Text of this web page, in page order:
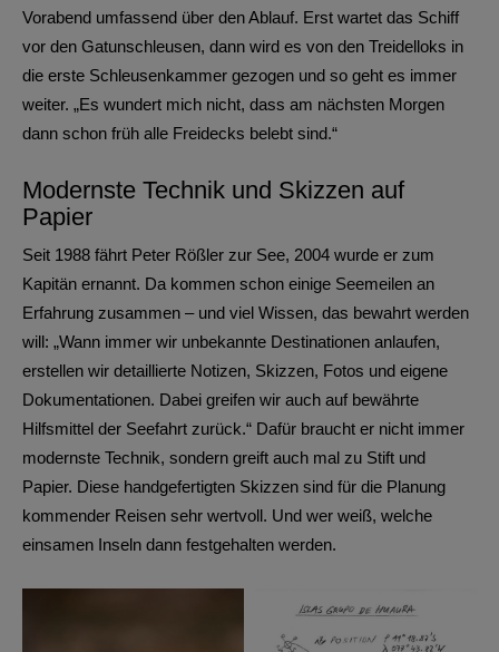
Vorabend umfassend über den Ablauf. Erst wartet das Schiff
vor den Gatunschleusen, dann wird es von den Treidelloks in
die erste Schleusenkammer gezogen und so geht es immer
weiter. „Es wundert mich nicht, dass am nächsten Morgen
dann schon früh alle Freidecks belebt sind.“
Modernste Technik und Skizzen auf
Papier
Seit 1988 fährt Peter Rößler zur See, 2004 wurde er zum
Kapitän ernannt. Da kommen schon einige Seemeilen an
Erfahrung zusammen – und viel Wissen, das bewahrt werden
will: „Wann immer wir unbekannte Destinationen anlaufen,
erstellen wir detaillierte Notizen, Skizzen, Fotos und eigene
Dokumentationen. Dabei greifen wir auch auf bewährte
Hilfsmittel der Seefahrt zurück.“ Dafür braucht er nicht immer
modernste Technik, sondern greift auch mal zu Stift und
Papier. Diese handgefertigten Skizzen sind für die Planung
kommender Reisen sehr wertvoll. Und wer weiß, welche
einsamen Inseln dann festgehalten werden.